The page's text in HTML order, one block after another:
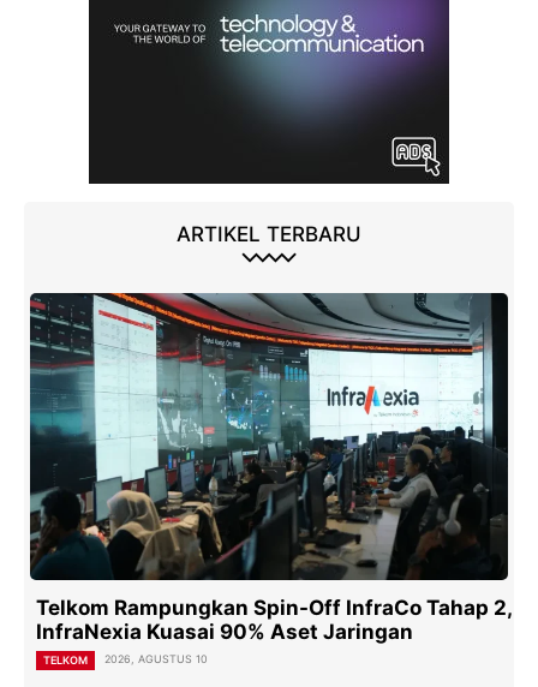
ARTIKEL TERBARU
Telkom Rampungkan Spin-Off InfraCo Tahap 2,
InfraNexia Kuasai 90% Aset Jaringan
TELKOM 2026, AGUSTUS 10